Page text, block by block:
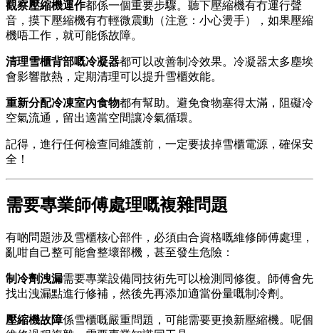
觀察壓縮機運作都係一個重要步驟。聽下壓縮機有冇運行聲
音，摸下壓縮機有冇輕微震動（注意：小心燙手），如果壓縮
機唔工作，就可能係故障。
清理雪櫃背部嘅冷凝器都可以改善制冷效果。冷凝器太多塵埃
會影響散熱，定期清理可以提升雪櫃效能。
重新分配冷凍室內食物都有幫助。避免食物塞得太滿，阻礙冷
空氣流通，留出適當空間讓冷氣循環。
記得，進行任何檢查同維護前，一定要拔掉雪櫃電源，確保安
全！
需要專業師傅處理嘅複雜問題
有啲問題涉及雪櫃核心部件，必須由合資格嘅維修師傅處理，
亂咁自己整可能會整壞部機，甚至發生危險：
制冷劑洩漏需要專業設備同技術先可以檢測同修復。師傅會先
找出洩漏點進行修補，然後先再添加適當份量嘅制冷劑。
壓縮機故障係雪櫃嘅嚴重問題，可能需要更換新壓縮機。呢個